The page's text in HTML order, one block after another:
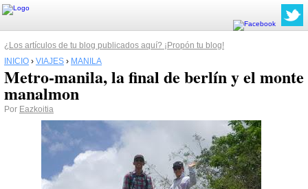
¿Los artículos de tu blog publicados aquí? ¡Propón tu blog!
INICIO › VIAJES › MANILA
Metro-manila, la final de berlín y el monte
manalmon
Por Eazkoitia